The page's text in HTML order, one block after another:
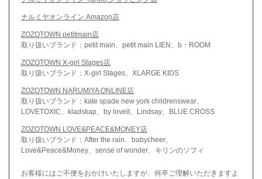
ナルミヤオンライン Amazon店
ZOZOTOWN petitmain店
取り扱いブランド：petit main、petit main LIEN、b・ROOM
ZOZOTOWN X-girl Stages店
取り扱いブランド：X-girl Stages、XLARGE KIDS
ZOZOTOWN NARUMIYA ONLINE店
取り扱いブランド：kate spade new york childrenswear、
LOVETOXIC、kladskap、by loveit、Lindsay、BLUE CROSS
ZOZOTOWN LOVE&PEACE&MONEY店
取り扱いブランド：After the rain、babycheer、
Love&Peace&Money、sense of wonder、キリンのソフィ
お客様にはご不便をおかけいたしますが、何卒ご理解いただきますよ